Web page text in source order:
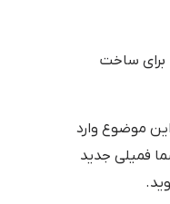
برای ساخت
موضوع وارد
فمیلی جدید